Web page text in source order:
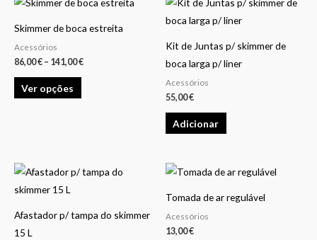
Skimmer de boca estreita
Acessórios
86,00€ – 141,00€
range:
through
Ver opções
on
product
Kit de Juntas p/ skimmer de
boca larga p/ liner
Acessórios
55,00€
Adicionar
Afastador p/ tampa do skimmer
15 L
Tomada de ar regulável
Acessórios
13,00€